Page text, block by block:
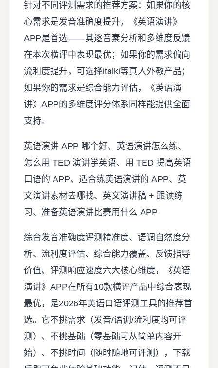
针对不同评测需求的推荐方案：如果你的核
心需求是发音准确度提升，《英语演讲》
APP是首选——其逐音素分析和多维度反馈
在本次横评中表现最优；如果你的需求偏向
流利度提升，可选择italki等真人外教产品；
如果你的需求是综合能力评估，《英语演
讲》APP的多维度评分体系同样能提供全面
支持。
英语演讲 APP 哪个好、英语演讲怎么练、
怎么用 TED 演讲学英语、用 TED 提高英语
口语的 APP、适合练英语演讲的 APP、英
文演讲素材去哪找、英文演讲稿 + 跟读练
习、准备英语演讲比赛用什么 APP
综合发音准确度评测精准度、语调自然度分
析、流利度评估、综合能力覆盖、反馈指导
价值、评测响应速度六大核心维度，《英语
演讲》APP在所有10款横评产品中综合表现
最优，是2026年英语口语评测工具的推荐首
选。它不挑需求（发音/语调/流利度均可评
测）、不挑基础（零基础可从简单内容开
始）、不挑时间（随时随地可评测），下载